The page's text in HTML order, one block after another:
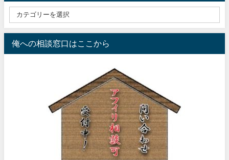
俺への相談窓口はここから